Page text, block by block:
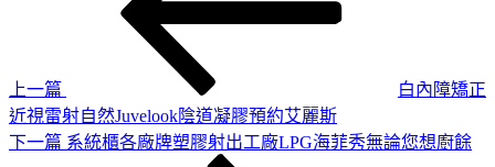
上一篇
白內障矯正
近視雷射自然Juvelook陰道凝膠預約艾麗斯
下
下一篇 系統櫃各廠牌塑膠射出工廠LPG海菲秀無論您想廚餘